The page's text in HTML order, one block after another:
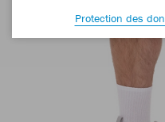
Protection des